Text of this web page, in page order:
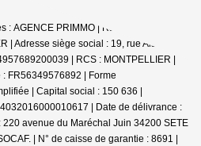
AGENCE PRIMMO | Raison
| Adresse siège social : 19, rue Alsace
| RCS : MONTPELLIER |
FR56349576892 | Forme
| Capital social : 150 636 |
| Date de délivrance :
avenue du Maréchal Juin 34200 SETE
| N° de caisse de garantie : 8691 |